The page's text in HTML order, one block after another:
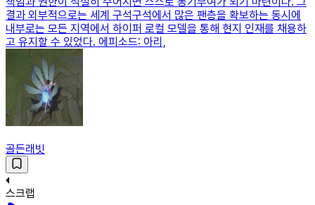
결과 외부적으로는 세계 구석구석에서 많은 팬층을 확보하는 동시에
내부로는 모든 지역에서 하이퍼 로컬 모델을 통해 현지 인재를 채용하
고 유지할 수 있었다. 에피소드: 아리,
골든래빗
스크랩